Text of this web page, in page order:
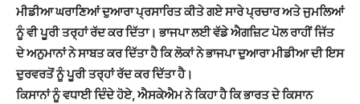
ਮੀਡੀਆ ਘਰਾਣਿਆਂ ਦੁਆਰਾ ਪ੍ਰਸਾਰਿਤ ਕੀਤੇ ਗਏ ਸਾਰੇ ਪ੍ਰਚਾਰ ਅਤੇ ਜੁਮਲਿਆਂ
ਨੂੰ ਵੀ ਪੂਰੀ ਤਰ੍ਹਾਂ ਰੱਦ ਕਰ ਦਿੱਤਾ। ਭਾਜਪਾ ਲਈ ਵੱਡੇ ਐਗਜ਼ਿਟ ਪੋਲ ਰਾਹੀਂ ਜਿੱਤ
ਦੇ ਅਨੁਮਾਨਾਂ ਨੇ ਸਾਬਤ ਕਰ ਦਿੱਤਾ ਹੈ ਕਿ ਲੋਕਾਂ ਨੇ ਭਾਜਪਾ ਦੁਆਰਾ ਮੀਡੀਆ ਦੀ ਇਸ
ਦੁਰਵਰਤੋਂ ਨੂੰ ਪੂਰੀ ਤਰ੍ਹਾਂ ਰੱਦ ਕਰ ਦਿੱਤਾ ਹੈ।
ਕਿਸਾਨਾਂ ਨੂੰ ਵਧਾਈ ਦਿੰਦੇ ਹੋਏ, ਐਸਕੇਐਮ ਨੇ ਕਿਹਾ ਹੈ ਕਿ ਭਾਰਤ ਦੇ ਕਿਸਾਨ